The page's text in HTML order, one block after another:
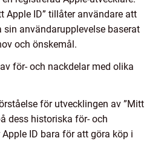
Apple ID” tillåter användare att
användarupplevelse baserat
och önskemål.
för- och nackdelar med olika
för utvecklingen av ”Mitt
dess historiska för- och
ID bara för att göra köp i